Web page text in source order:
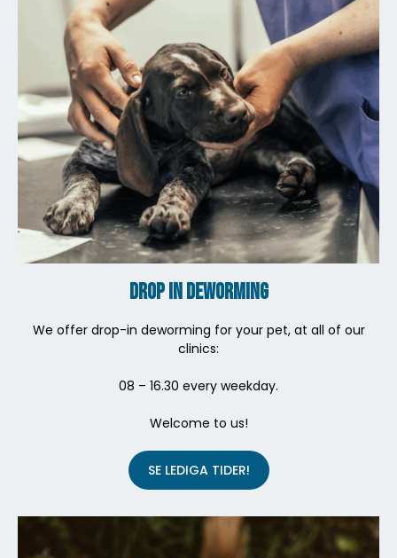
Drop in deworming
We offer drop-in deworming for your pet, at all of our
clinics:
08 – 16.30 every weekday.
Welcome to us!
SE LEDIGA TIDER!